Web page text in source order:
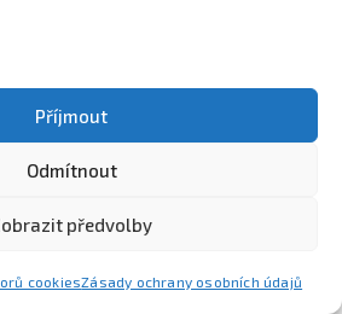
Příjmout
Odmítnout
předvolby
cookiesZásady ochrany osobních údajů